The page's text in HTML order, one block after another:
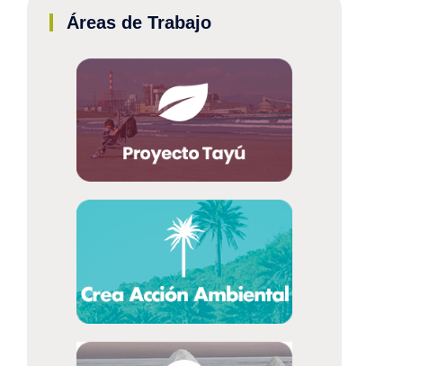
Áreas de Trabajo